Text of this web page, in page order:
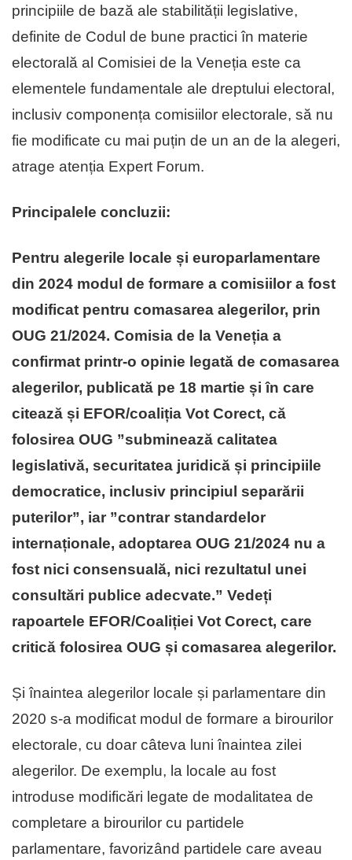
principiile de bază ale stabilității legislative,
definite de Codul de bune practici în materie
electorală al Comisiei de la Veneția este ca
elementele fundamentale ale dreptului electoral,
inclusiv componența comisiilor electorale, să nu
fie modificate cu mai puțin de un an de la alegeri,
atrage atenția Expert Forum.
Principalele concluzii:
Pentru alegerile locale și europarlamentare
din 2024 modul de formare a comisiilor a fost
modificat pentru comasarea alegerilor, prin
OUG 21/2024. Comisia de la Veneția a
confirmat printr-o opinie legată de comasarea
alegerilor, publicată pe 18 martie și în care
citează și EFOR/coaliția Vot Corect, că
folosirea OUG ”subminează calitatea
legislativă, securitatea juridică și principiile
democratice, inclusiv principiul separării
puterilor”, iar ”contrar standardelor
internaționale, adoptarea OUG 21/2024 nu a
fost nici consensuală, nici rezultatul unei
consultări publice adecvate.” Vedeți
rapoartele EFOR/Coaliției Vot Corect, care
critică folosirea OUG și comasarea alegerilor.
Și înaintea alegerilor locale și parlamentare din
2020 s-a modificat modul de formare a birourilor
electorale, cu doar câteva luni înaintea zilei
alegerilor. De exemplu, la locale au fost
introduse modificări legate de modalitatea de
completare a birourilor cu partidele
parlamentare, favorizând partidele care aveau